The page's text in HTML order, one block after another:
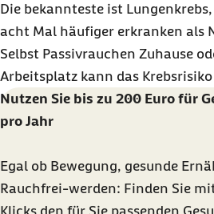
Die bekannteste ist
acht Mal häufiger erkranken als
Selbst Passivrauchen Zuhause
Arbeitsplatz kann das
Nutzen Sie bis zu 200 Euro für
pro Jahr
Egal ob Bewegung, gesunde
Rauchfrei-werden: Finden Sie